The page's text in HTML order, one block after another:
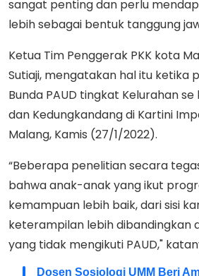
sangat penting dan perlu
lebih sebagai bentuk tanggung
Ketua Tim Penggerak PKK kota
Sutiaji, mengatakan hal itu ketika
Bunda PAUD tingkat Kelurahan
dan Kedungkandang di Kartini
Malang, Kamis (27/1/2022).
“Beberapa penelitian secara
bahwa anak-anak yang ikut
kemampuan lebih baik, dari sisi
keterampilan lebih dibandingkan
yang tidak mengikuti PAUD,"
Dosen Sosiologi UMM Beri